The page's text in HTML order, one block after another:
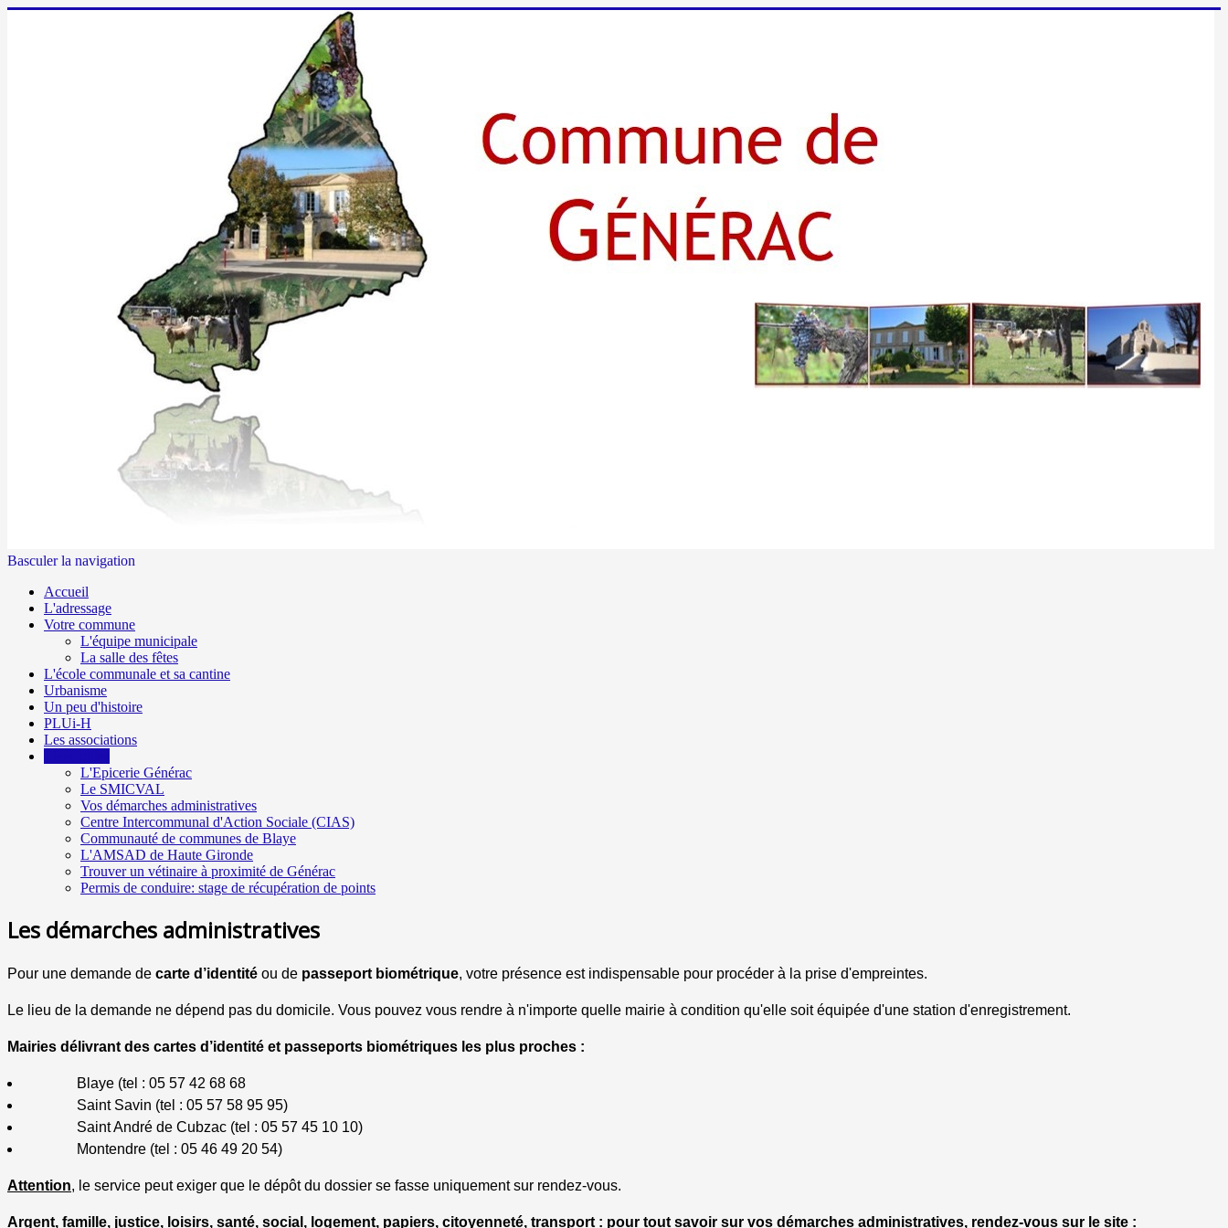
Basculer la navigation
Accueil
L'adressage
Votre commune
L'équipe municipale
La salle des fêtes
L'école communale et sa cantine
Urbanisme
Un peu d'histoire
PLUi-H
Les associations
L'Epicerie Générac
Le SMICVAL
Vos démarches administratives
Centre Intercommunal d'Action Sociale (CIAS)
Communauté de communes de Blaye
L'AMSAD de Haute Gironde
Trouver un vétinaire à proximité de Générac
Permis de conduire: stage de récupération de points
Les démarches administratives
Pour une demande de carte d’identité ou de passeport biométrique, votre présence est indispensable pour procéder à la prise d'empreintes.
Le lieu de la demande ne dépend pas du domicile. Vous pouvez vous rendre à n'importe quelle mairie à condition qu'elle soit équipée d'une station d'enregistrement.
Mairies délivrant des cartes d’identité et passeports biométriques les plus proches :
Blaye (tel : 05 57 42 68 68
Saint Savin (tel : 05 57 58 95 95)
Saint André de Cubzac (tel : 05 57 45 10 10)
Montendre (tel : 05 46 49 20 54)
Attention, le service peut exiger que le dépôt du dossier se fasse uniquement sur rendez-vous.
Argent, famille, justice, loisirs, santé, social, logement, papiers, citoyenneté, transport : pour tout savoir sur vos démarches administratives, rendez-vous sur le site :